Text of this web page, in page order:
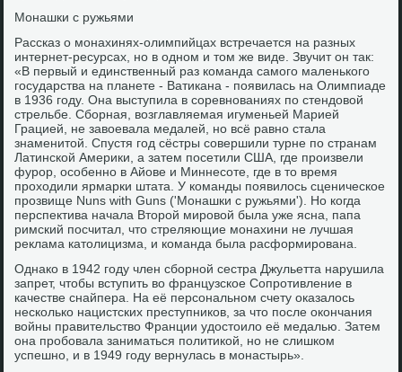
Монашки с ружьями
Рассказ о монахинях-олимпийцах встречается на разных
интернет-ресурсах, но в одном и том же виде. Звучит он так:
«В первый и единственный раз команда самого маленького
государства на планете - Ватикана - появилась на Олимпиаде
в 1936 году. Она выступила в соревнованиях по стендовой
стрельбе. Сборная, возглавляемая игуменьей Марией
Грацией, не завоевала медалей, но всё равно стала
знаменитой. Спустя год сёстры совершили турне по странам
Латинской Америки, а затем посетили США, где произвели
фурор, особенно в Айове и Миннесоте, где в то время
проходили ярмарки штата. У команды появилось сценическое
прозвище Nuns with Guns ('Монашки с ружьями'). Но когда
перспектива начала Второй мировой была уже ясна, папа
римский посчитал, что стреляющие монахини не лучшая
реклама католицизма, и команда была расформирована.
Однако в 1942 году член сборной сестра Джульетта нарушила
запрет, чтобы вступить во французское Сопротивление в
качестве снайпера. На её персональном счету оказалось
несколько нацистских преступников, за что после окончания
войны правительство Франции удостоило её медалью. Затем
она пробовала заниматься политикой, но не слишком
успешно, и в 1949 году вернулась в монастырь».